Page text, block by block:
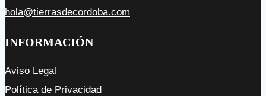
hola@tierrasdecordoba.com
INFORMACIÓN
Aviso Legal
Política de Privacidad